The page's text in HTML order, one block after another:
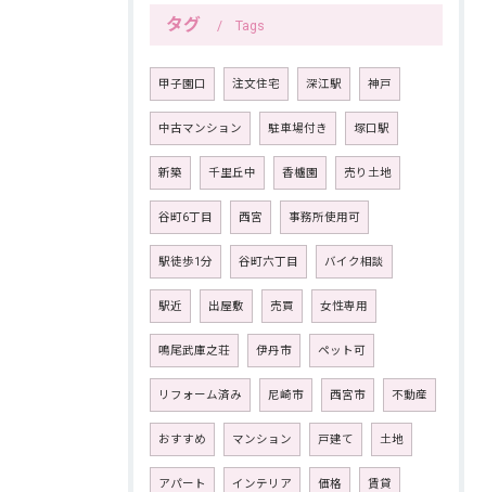
タグ Tags
甲子園口 注文住宅 深江駅 神戸
中古マンション 駐車場付き 塚口駅
新築 千里丘中 香櫨園 売り土地
谷町6丁目 西宮 事務所使用可
駅徒歩1分 谷町六丁目 バイク相談
駅近 出屋敷 売買 女性専用
鳴尾武庫之荘 伊丹市 ペット可
リフォーム済み 尼崎市 西宮市 不動産
おすすめ マンション 戸建て 土地
アパート インテリア 価格 賃貸